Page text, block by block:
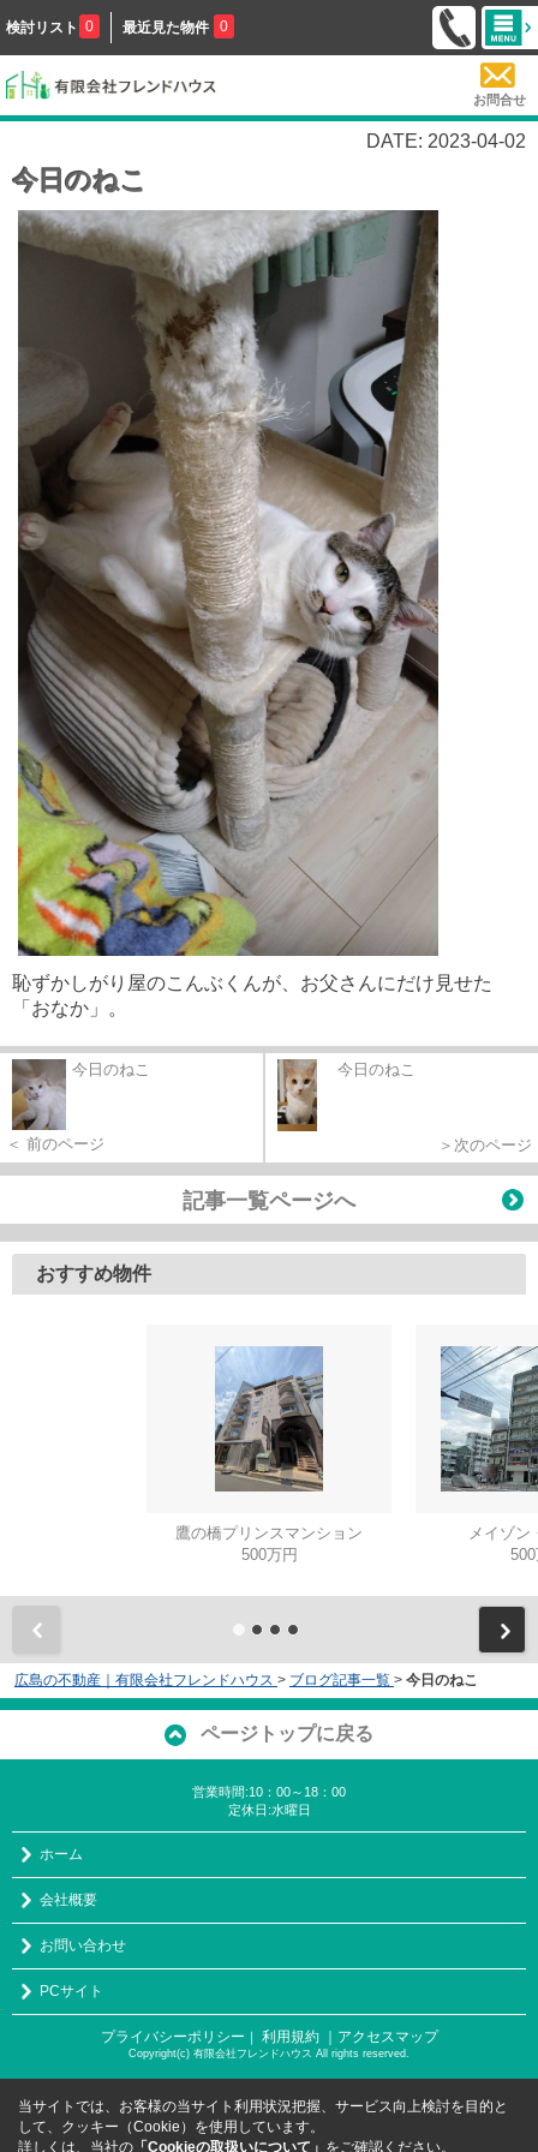
検討リスト 0 最近見た物件 0
お問合せ
DATE: 2023-04-02
今日のねこ
恥ずかしがり屋のこんぶくんが、お父さんにだけ見せた
「おなか」。
今日のねこ
＜ 前のページ
今日のねこ
＞次のページ
記事一覧ページへ
おすすめ物件
鷹の橋プリンスマンション
500万円
メイゾン
広島の不動産｜有限会社フレンドハウス > ブログ記事一覧 > 今日のねこ
ページトップに戻る
営業時間:10：00～18：00
定休日:水曜日
ホーム
会社概要
お問い合わせ
PCサイト
プライバシーポリシー ｜ 利用規約 ｜アクセスマップ
Copyright(c) 有限会社フレンドハウス All rights reserved.
当サイトでは、お客様の当サイト利用状況把握、サービス向上検討を目的と
して、クッキー（Cookie）を使用しています。
詳しくは、当社の 「Cookieの取扱いについて」 をご確認ください。